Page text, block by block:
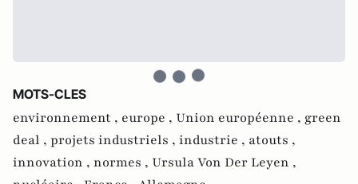
MOTS-CLES
environnement , europe , Union européenne , green
deal , projets industriels , industrie , atouts ,
innovation , normes , Ursula Von Der Leyen ,